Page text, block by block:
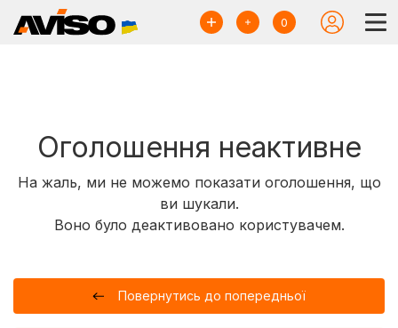
0
Оголошення неактивне
На жаль, ми не можемо показати оголошення, що
ви шукали.
Воно було деактивовано користувачем.
Повернутись до попередньої